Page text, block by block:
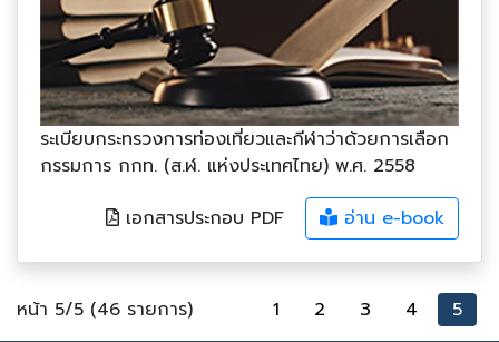
ระเบียบกระทรวงการท่องเที่ยวและกีฬาว่าด้วยการเลือก
กรรมการ กกท. (ส.ฬ. แห่งประเทศไทย) พ.ศ. 2558
เอกสารประกอบ PDF
อ่าน e-book
หน้า 5/5 (46 รายการ) 1 2 3 4 5